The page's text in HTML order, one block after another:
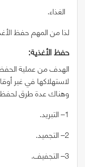
الغذاء.
لذا من المهم حفظ
حفظ‭ ‬الأغذية‭:‬
الهدف من عملية
لاستهلاكها في غير
وهناك عدة طرق لحفظ
1– التبريد.
2– التجميد.
3– التجفيف.